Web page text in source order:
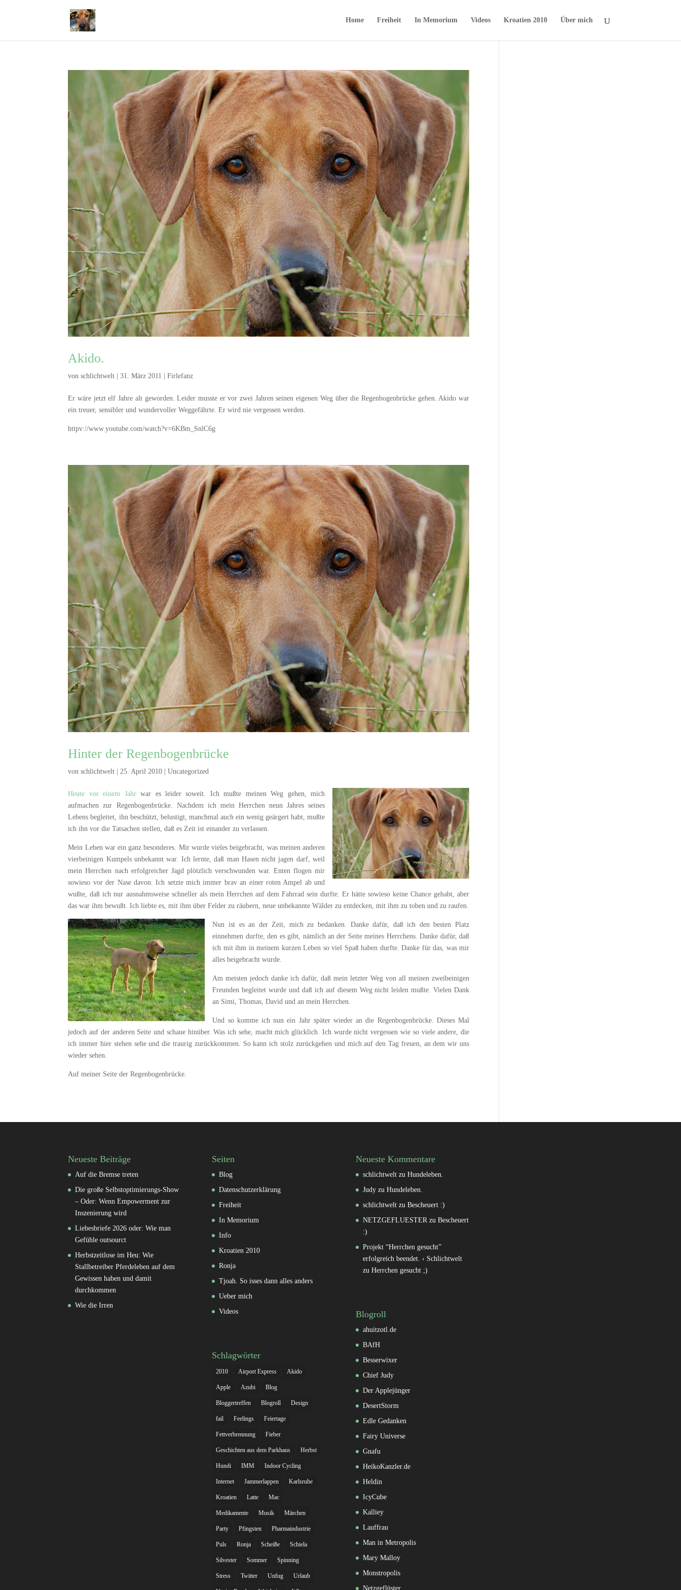
Home Freiheit In Memorium Videos Kroatien 2010 Über mich
Akido.
vonschlichtwelt |31. März 2011 |Firlefanz
Er wäre jetzt elf Jahre alt geworden. Leider musste er vor zwei Jahren seinen eigenen Weg über die Regenbogenbrücke gehen. Akido war
ein treuer, sensibler und wundervoller Weggefährte. Er wird nie vergessen werden.
httpv://www.youtube.com/watch?v=6KBm_SnlC6g
Hinter der Regenbogenbrücke
vonschlichtwelt 25. April 2010 |Uncategorized
Heute vor einem Jahrwar es leider soweit. Ich mußte meinen Weg gehen, mich
aufmachen zur Regenbogenbrücke. Nachdem ich mein Herrchen neun Jahres seines
Lebens begleitet, ihn beschützt, belustigt, manchmal auch ein wenig geärgert habt, mußte
ich ihn vor die Tatsachen stellen, daß es Zeit ist einander zu verlassen.
Mein Leben war ein ganz besonderes. Mir wurde vieles beigebracht, was meinen anderen
vierbeinigen Kumpels unbekannt war. Ich lernte, daß man Hasen nicht jagen darf, weil
mein Herrchen nach erfolgreicher Jagd plötzlich verschwunden war. Enten flogen mir
sowieso vor der Nase davon. Ich setzte mich immer brav an einer roten Ampel ab und
wußte, daß ich nur ausnahmsweise schneller als mein Herrchen auf dem Fahrrad sein durfte. Er hätte sowieso keine Chance gehabt, aber
das war ihm bewußt. Ich liebte es, mit ihm über Felder zu räubern, neue unbekannte Wälder zu entdecken, mit ihm zu toben und zu raufen.
Nun ist es an der Zeit, mich zu bedanken. Danke dafür, daß ich den besten Platz
einnehmen durfte, den es gibt, nämlich an der Seite meines Herrchens. Danke dafür, daß
ich mit ihm in meinem kurzen Leben so viel Spaß haben durfte. Danke für das, was mir
alles beigebracht wurde.
Am meisten jedoch danke ich dafür, daß mein letzter Weg von all meinen zweibeinigen
Freunden begleitet wurde und daß ich auf diesem Weg nicht leiden mußte. Vielen Dank
an Simi, Thomas, David und an mein Herrchen.
Und so komme ich nun ein Jahr später wieder an die Regenbogenbrücke. Dieses Mal
jedoch auf der anderen Seite und schaue hinüber. Was ich sehe, macht mich glücklich. Ich wurde nicht vergessen wie so viele andere, die
ich immer hier stehen sehe und die traurig zurückkommen. So kann ich stolz zurückgehen und mich auf den Tag freuen, an dem wir uns
wieder sehen.
Auf meiner Seite der Regenbogenbrücke.
Neueste Beiträge
Auf die Bremse treten
Die große Selbstoptimierungs-Show
– Oder: Wenn Empowerment zur
Inszenierung wird
Liebesbriefe 2026 oder: Wie man
Gefühle outsourct
Herbstzeitlose im Heu: Wie
Stallbetreiber Pferdeleben auf dem
Gewissen haben und damit
durchkommen
Wie die Irren
Seiten
Blog
Datenschutzerklärung
Freiheit
In Memorium
Info
Kroatien 2010
Ronja
Tjoah. So isses dann alles anders
Ueber mich
Videos
Schlagwörter
2010 Airport Express Akido
Apple Azubi Blog
Bloggertreffen Blogroll Design
fail Feelings Feiertage
Fettverbrennung Fieber
Geschichten aus dem Parkhaus Herbst
Hundi IMM Indoor Cycling
Internet Jammerlappen Karlsruhe
Kroatien Latte Mac
Medikamente Musik Märchen
Party Pfingsten Pharmaindustrie
Puls Ronja Scheiße Schiela
Silvester Sommer Spinning
Stress Twitter Unfug Urlaub
Neueste Kommentare
schlichtweltzu Hundeleben.
Judyzu Hundeleben.
schlichtweltzu Bescheuert :)
NETZGEFLUESTERzu Bescheuert
:)
Projekt “Herrchen gesucht”
erfolgreich beendet. ‹ Schlichtwelt
zu Herrchen gesucht ;)
Blogroll
ahuitzotl.de
BAfH
Besserwixer
Chief Judy
Der Applejünger
DesertStorm
Edle Gedanken
Fairy Universe
Gnafu
HeikoKanzler.de
Heldin
IcyCube
Kalliey
Lauffrau
Man in Metropolis
Mary Malloy
Monstropolis
Netzgeflüster